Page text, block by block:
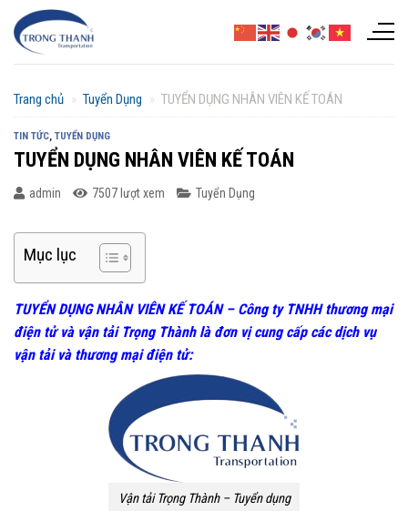
Chuyển
đến
Trang chủ » Tuyển Dụng » TUYỂN DỤNG NHÂN VIÊN KẾ TOÁN
TIN TỨC, TUYỂN DỤNG
TUYỂN DỤNG NHÂN VIÊN KẾ TOÁN
admin 7507 lượt xem Tuyển Dụng
Mục lục
TUYỂN DỤNG NHÂN VIÊN KẾ TOÁN – Công ty TNHHthương mại
điện tử và vận tải Trọng Thànhlà đơn vị cung cấp các dịch vụ
vận tải và thương mại điện tử:
Vận tải Trọng Thành – Tuyển dụng